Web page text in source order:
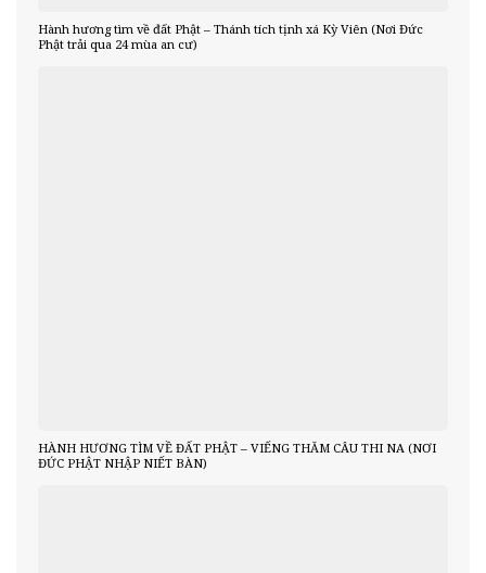
Hành hương tìm về đất Phật – Thánh tích tịnh xá Kỳ Viên (Nơi Đức
Phật trải qua 24 mùa an cư)
HÀNH HƯƠNG TÌM VỀ ĐẤT PHẬT – VIẾNG THĂM CÂU THI NA (NƠI
ĐỨC PHẬT NHẬP NIẾT BÀN)